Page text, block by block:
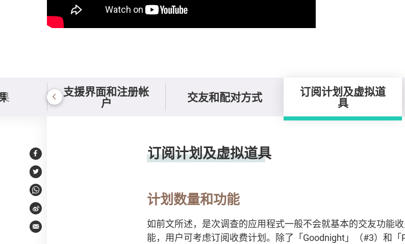
支援界面和注册帐
户 交友和配对方式 订阅计划及虚拟道
具
Facebook
Twitter
WhatsApp
Weibo
Email
订阅计划及虚拟道具
计划数量和功能
如前文所述，是次调查的应用程式一般不会就基本的交友功能
能，用户可考虑订阅收费计划。除了「Goodnight」（#3）和